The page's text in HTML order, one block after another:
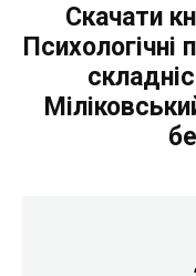
Скачати